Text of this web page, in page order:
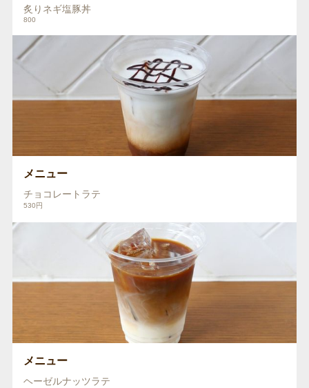
炙りネギ塩豚丼
800
メニュー
チョコレートラテ
530円
メニュー
ヘーゼルナッツラテ